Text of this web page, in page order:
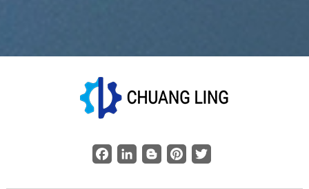
Facebook
LinkedInBloggerPinterestTwitter